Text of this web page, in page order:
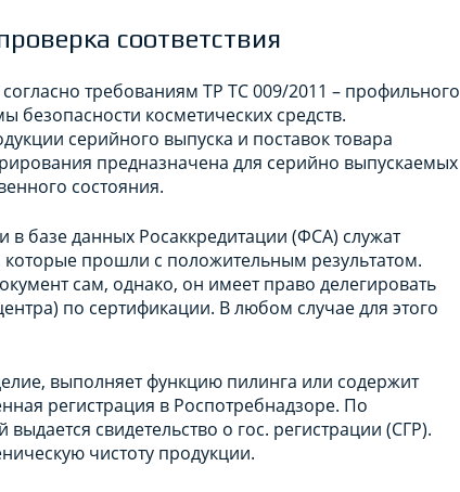
соответствия
требованиям ТР ТС 009/2011 – профильного
безопасности косметических средств.
серийного выпуска и поставок товара
предназначена для серийно выпускаемых
состояния.
базе данных Росаккредитации (ФСА) служат
прошли с положительным результатом.
сам, однако, он имеет право делегировать
по сертификации. В любом случае для этого
выполняет функцию пилинга или содержит
регистрация в Роспотребнадзоре. По
свидетельство о гос. регистрации (СГР).
чистоту продукции.